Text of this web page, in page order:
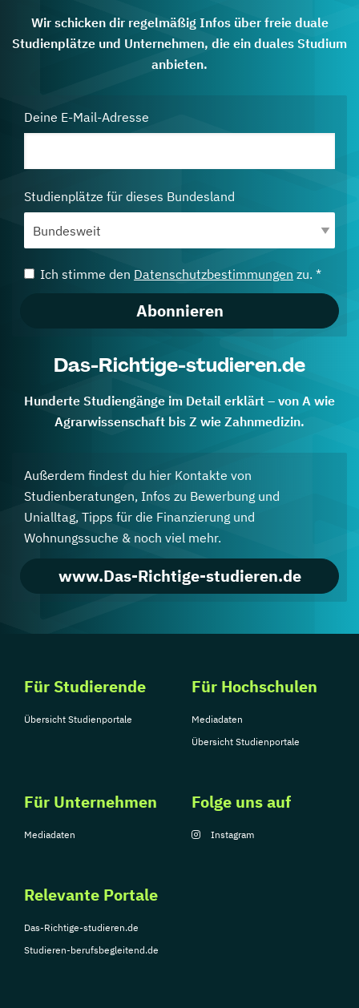
Wir schicken dir regelmäßig Infos über freie duale
Studienplätze und Unternehmen, die ein duales Studium
anbieten.
Deine E-Mail-Adresse
Studienplätze für dieses Bundesland
Ich stimme den Datenschutzbestimmungen zu. *
Abonnieren
Das-Richtige-studieren.de
Hunderte Studiengänge im Detail erklärt – von A wie
Agrarwissenschaft bis Z wie Zahnmedizin.
Außerdem findest du hier Kontakte von
Studienberatungen, Infos zu Bewerbung und
Unialltag, Tipps für die Finanzierung und
Wohnungssuche & noch viel mehr.
www.Das-Richtige-studieren.de
Für Studierende
Übersicht Studienportale
Für Hochschulen
Mediadaten
Übersicht Studienportale
Für Unternehmen
Mediadaten
Relevante Portale
Das-Richtige-studieren.de
Studieren-berufsbegleitend.de
Folge uns auf
Instagram